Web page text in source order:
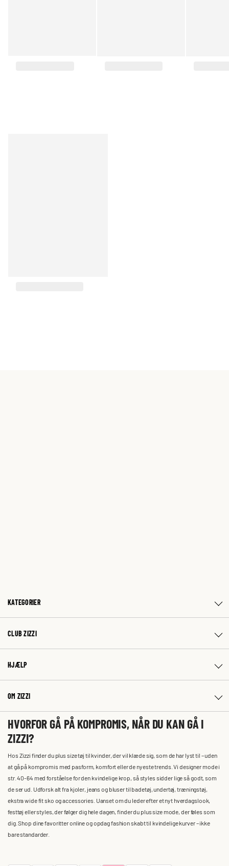
KATEGORIER
CLUB ZIZZI
HJÆLP
OM ZIZZI
HVORFOR GÅ PÅ KOMPROMIS, NÅR DU KAN GÅ I
ZIZZI?
Hos Zizzi finder du plus size tøj til kvinder, der vil klæde sig, som de har lyst til – uden
at gå på kompromis med pasform, komfort eller de nyeste trends. Vi designer mode i
str. 40-64 med forståelse for den kvindelige krop, så styles sidder lige så godt, som
de ser ud. Udforsk alt fra kjoler, jeans og bluser til badetøj, undertøj, træningstøj,
ekstra wide fit sko og accessories. Uanset om du leder efter et nyt hverdagslook,
festtøj eller styles, der følger dig hele dagen, finder du plus size mode, der føles som
dig. Shop dine favoritter online og opdag fashion skabt til kvindelige kurver – ikke
bare standarder.